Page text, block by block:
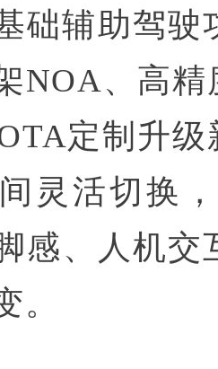
础辅助驾
NOA、高
定制升
灵活切换
感、人机
。